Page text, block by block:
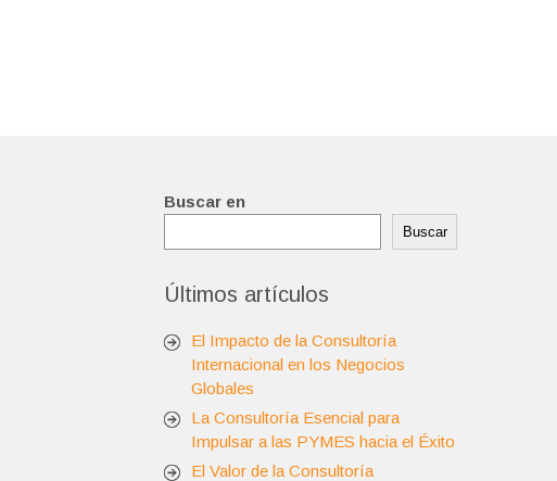
Buscar en
Buscar
Últimos artículos
El Impacto de la Consultoría
Internacional en los Negocios
Globales
La Consultoría Esencial para
Impulsar a las PYMES hacia el Éxito
El Valor de la Consultoría